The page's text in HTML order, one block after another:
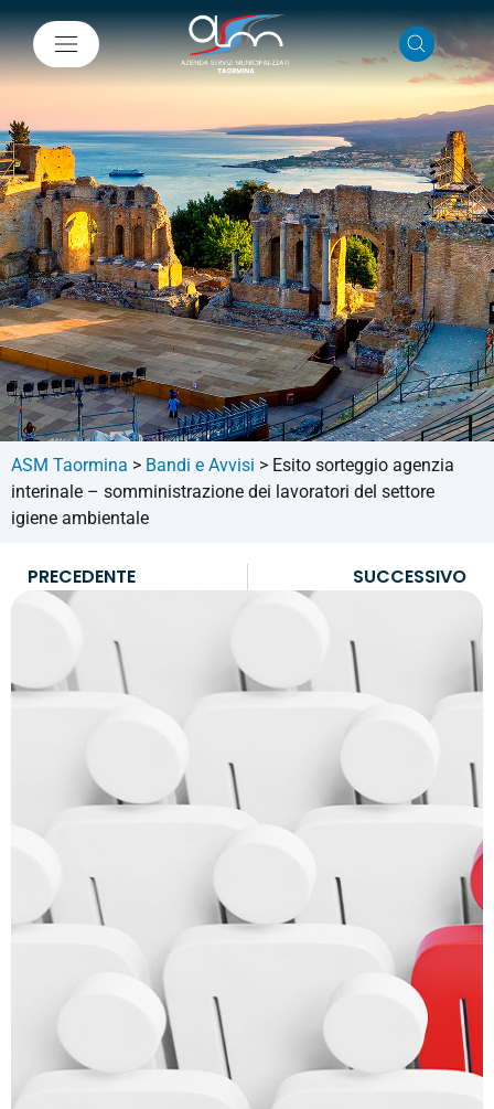
ASM Taormina > Bandi e Avvisi > Esito sorteggio agenzia
interinale – somministrazione dei lavoratori del settore
igiene ambientale
PRECEDENTE SUCCESSIVO